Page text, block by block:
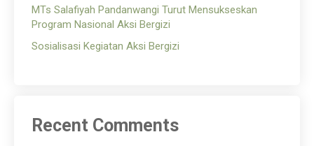
MTs Salafiyah Pandanwangi Turut Mensukseskan
Program Nasional Aksi Bergizi
Sosialisasi Kegiatan Aksi Bergizi
Recent Comments